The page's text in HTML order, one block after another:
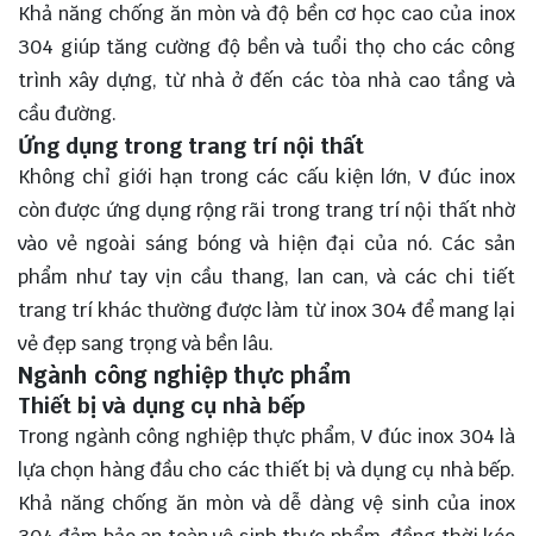
Khả năng chống ăn mòn và độ bền cơ học cao của inox
304 giúp tăng cường độ bền và tuổi thọ cho các công
trình xây dựng, từ nhà ở đến các tòa nhà cao tầng và
cầu đường.
Ứng dụng trong trang trí nội thất
Không chỉ giới hạn trong các cấu kiện lớn, V đúc inox
còn được ứng dụng rộng rãi trong trang trí nội thất nhờ
vào vẻ ngoài sáng bóng và hiện đại của nó. Các sản
phẩm như tay vịn cầu thang, lan can, và các chi tiết
trang trí khác thường được làm từ inox 304 để mang lại
vẻ đẹp sang trọng và bền lâu.
Ngành công nghiệp thực phẩm
Thiết bị và dụng cụ nhà bếp
Trong ngành công nghiệp thực phẩm, V đúc inox 304 là
lựa chọn hàng đầu cho các thiết bị và dụng cụ nhà bếp.
Khả năng chống ăn mòn và dễ dàng vệ sinh của inox